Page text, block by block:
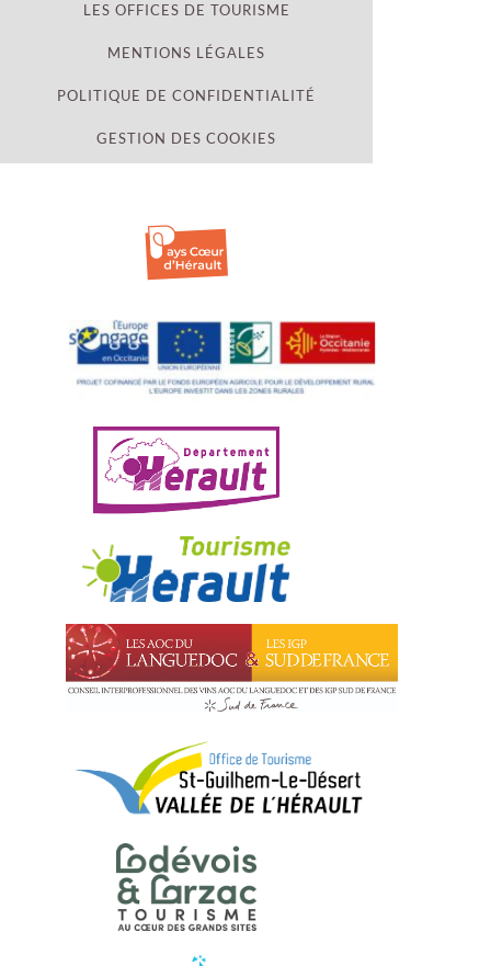
LES OFFICES DE TOURISME
MENTIONS LÉGALES
POLITIQUE DE CONFIDENTIALITÉ
GESTION DES COOKIES